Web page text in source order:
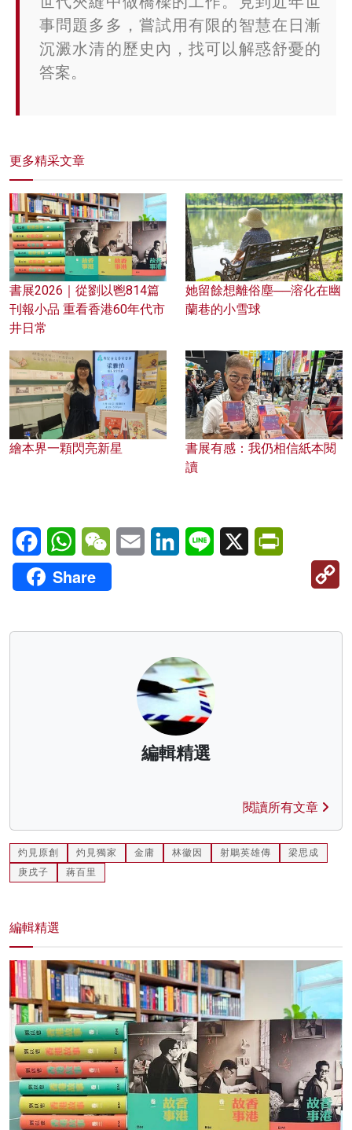
事問題多多，嘗試用有限的智慧在日漸
沉澱水清的歷史內，找可以解惑舒憂的
答案。
更多精采文章
書展2026｜從劉以鬯814篇
刊報小品 重看香港60年代市
井日常
她留餘想離俗塵──溶化在幽
蘭巷的小雪球
繪本界一顆閃亮新星
書展有感：我仍相信紙本閱
讀
FacebookWhatsAppWeChatEmail LinkedInLine X
Share
編輯精選
閱讀所有文章
灼見原創 灼見獨家 金庸 林徽因 射鵰英雄傳
梁思成
庚戌子
蔣百里
編輯精選